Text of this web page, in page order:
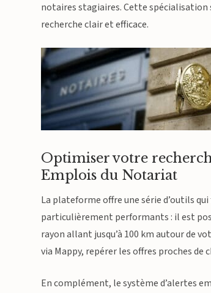
notaires stagiaires. Cette
recherche clair et efficace.
Optimiser votre
Emplois du Notariat
La plateforme offre une série d’outils
particulièrement performants : il est
rayon allant jusqu’à 100 km autour de
via Mappy, repérer les offres proches de
En complément, le système d’alertes